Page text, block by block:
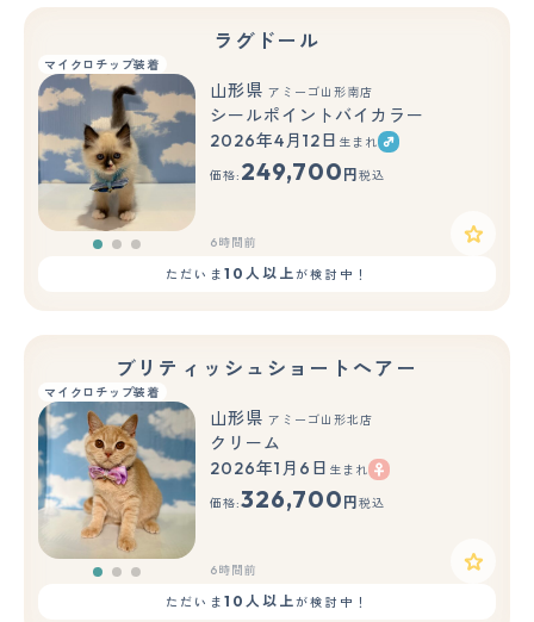
ラグドール
マイクロチップ装着
もっと見る
山形県 アミーゴ山形南店
シールポイントバイカラー
2026年4月12日 生まれ
価格: 249,700 円 税込
6時間前
ただいま 10人以上が検討中！
ブリティッシュショートヘアー
マイクロチップ装着
もっと見る
山形県 アミーゴ山形北店
クリーム
2026年1月6日 生まれ
価格:326,700 円 税込
6時間前
ただいま 10人以上が検討中！